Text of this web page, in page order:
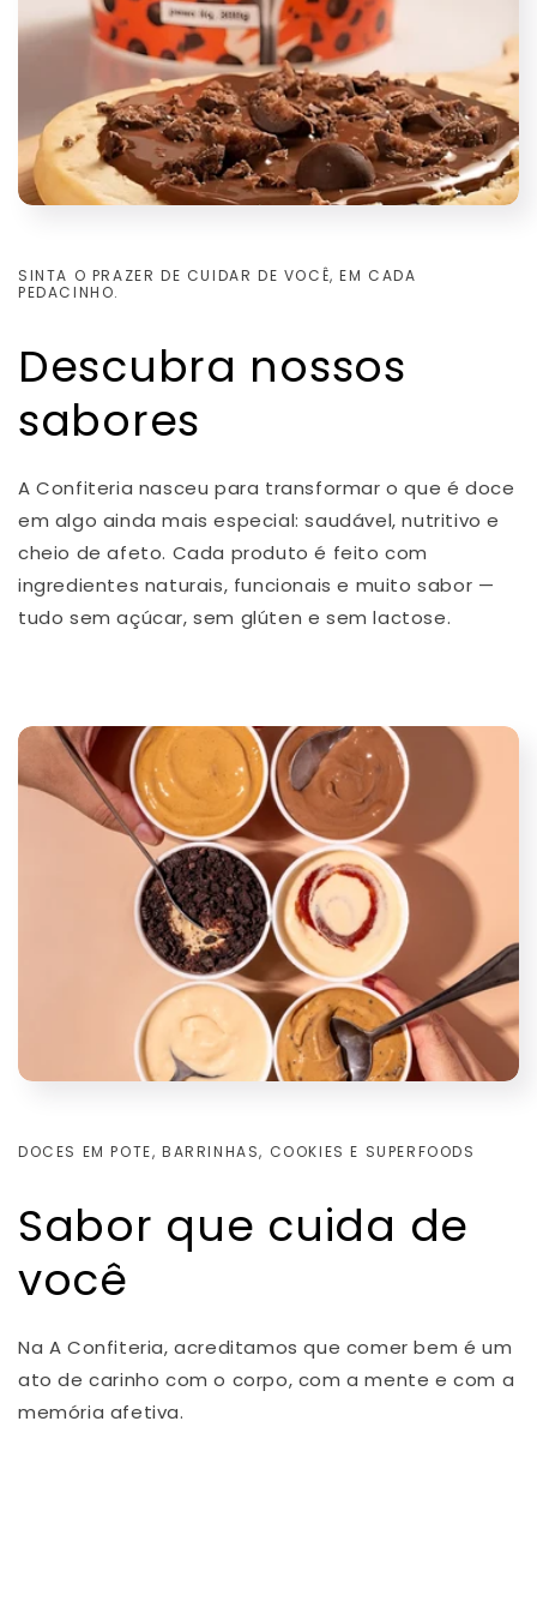
SINTA O PRAZER DE CUIDAR DE VOCÊ, EM CADA
PEDACINHO.
Descubra nossos
sabores
A Confiteria nasceu para transformar o que é doce
em algo ainda mais especial: saudável, nutritivo e
cheio de afeto. Cada produto é feito com
ingredientes naturais, funcionais e muito sabor —
tudo sem açúcar, sem glúten e sem lactose.
DOCES EM POTE, BARRINHAS, COOKIES E SUPERFOODS
Sabor que cuida de
você
Na A Confiteria, acreditamos que comer bem é um
ato de carinho com o corpo, com a mente e com a
memória afetiva.